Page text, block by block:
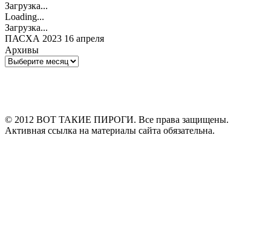
Загрузка...
Loading...
Загрузка...
ПАСХА 2023 16 апреля
Архивы
Архивы
© 2012 ВОТ ТАКИЕ ПИРОГИ. Все права защищены.
Активная ссылка на материалы сайта обязательна.